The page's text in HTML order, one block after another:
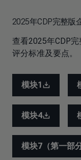
2025年CDP完整版
查看2025年CDP
评分标准及要点。
模块1
模块4
模块7（第一部分